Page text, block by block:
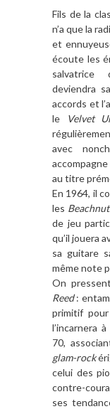
Fils de la
n’a que la
et
écoute les
salvatrice
deviendra
accords et
le
Velvet
avec
au titre
En 1964, il
les
de jeu
qu’il jouera
sa guitare
même note
On
Reed:
primitif
l’incarnera
70,
glam-rock
celui des
contre-
ses